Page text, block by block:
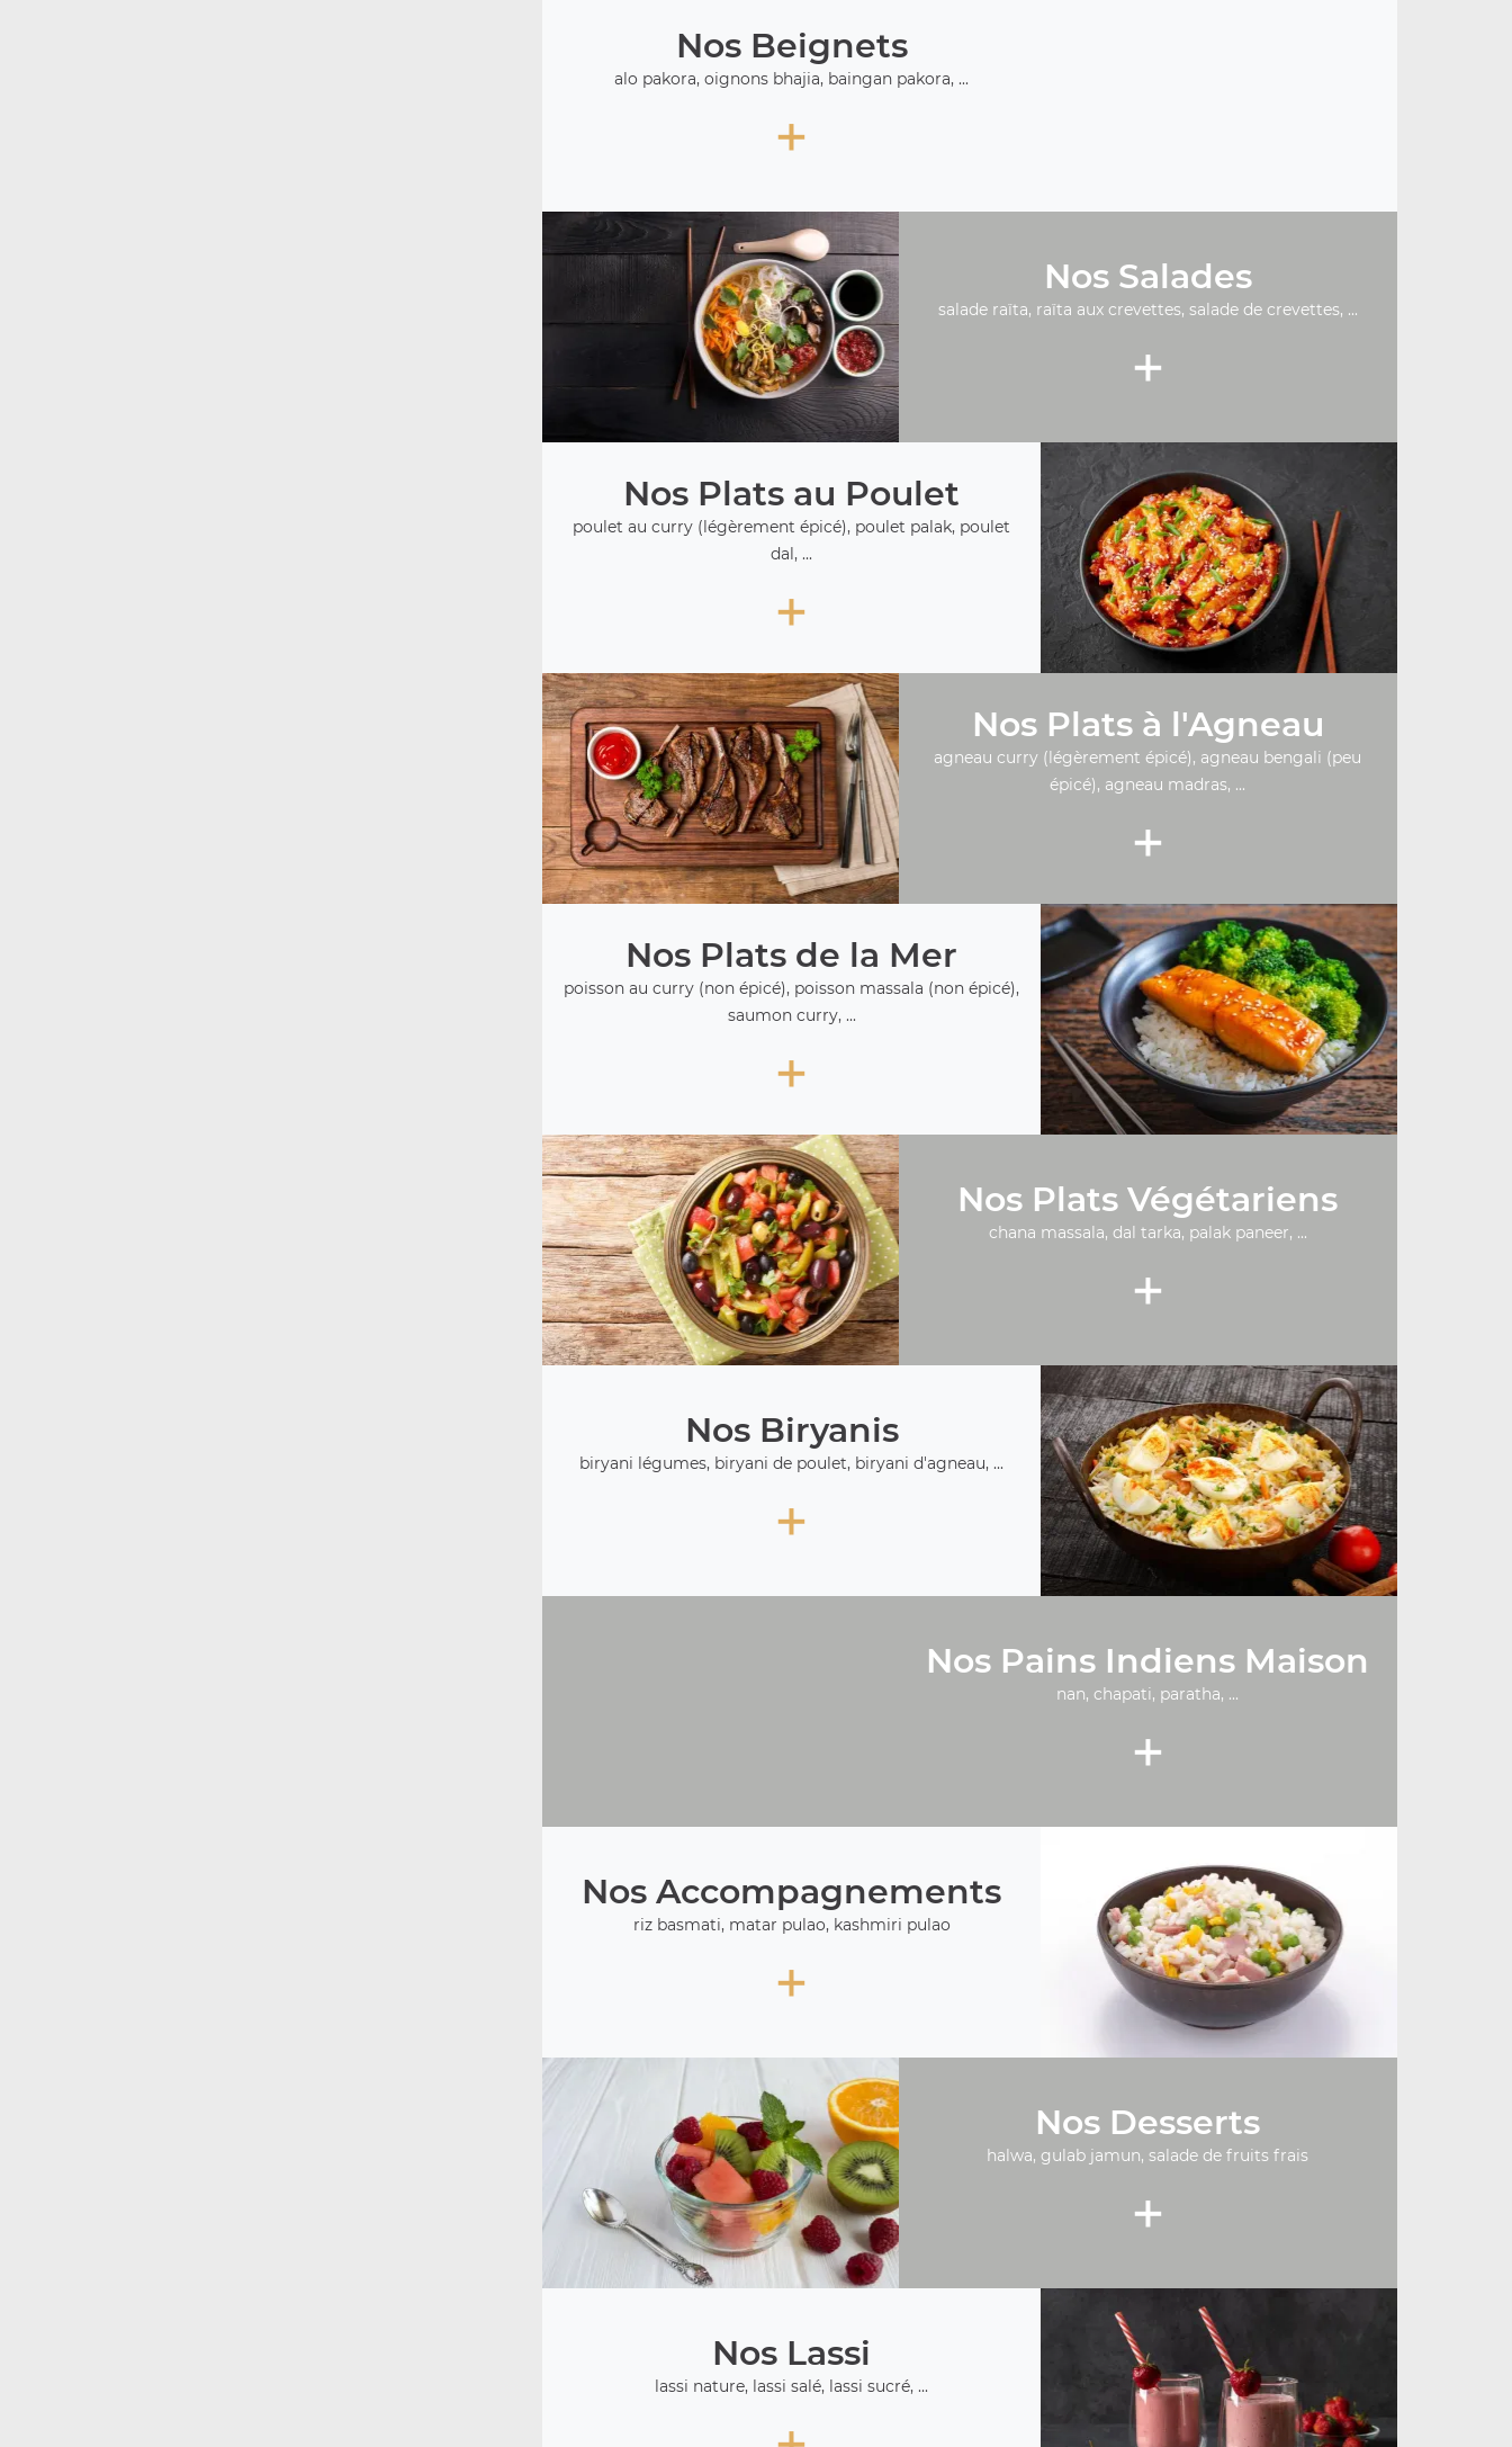
Nos Beignets
alo pakora, oignons bhajia, baingan pakora, ...
+
Nos Salades
salade raïta, raïta aux crevettes, salade de crevettes, ...
+
Nos Plats au Poulet
poulet au curry (légèrement épicé), poulet palak, poulet
dal, ...
+
Nos Plats à l'Agneau
agneau curry (légèrement épicé), agneau bengali (peu
épicé), agneau madras, ...
+
Nos Plats de la Mer
poisson au curry (non épicé), poisson massala (non épicé),
saumon curry, ...
+
Nos Plats Végétariens
chana massala, dal tarka, palak paneer, ...
+
Nos Biryanis
biryani légumes, biryani de poulet, biryani d'agneau, ...
+
Nos Pains Indiens Maison
nan, chapati, paratha, ...
+
Nos Accompagnements
riz basmati, matar pulao, kashmiri pulao
+
Nos Desserts
halwa, gulab jamun, salade de fruits frais
+
Nos Lassi
lassi nature, lassi salé, lassi sucré, ...